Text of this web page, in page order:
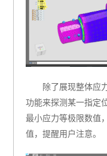
除了展现整体应
功能来探测某一指定
最小应力等极限数值
值，提醒用户注意。